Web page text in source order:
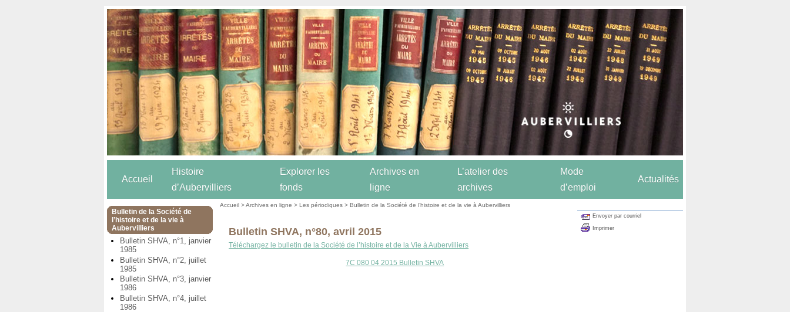
Accueil
Histoire
d’Aubervilliers
Explorer les
fonds
Archives en
ligne
L’atelier des
archives
Mode
d’emploi
Actualités
Bulletin de la Société de
l’histoire et de la vie à
Aubervilliers
Bulletin SHVA, n°1, janvier
1985
Bulletin SHVA, n°2, juillet
1985
Bulletin SHVA, n°3, janvier
1986
Bulletin SHVA, n°4, juillet
1986
Accueil >Archives en ligne >Les périodiques >Bulletin de la Société de l’histoire et de la vie à Aubervilliers
Bulletin SHVA, n°80, avril 2015
Téléchargez le bulletin de la Société de l’histoire et de la Vie à Aubervilliers
7C 080 04 2015 Bulletin SHVA
Envoyer par courriel
Imprimer